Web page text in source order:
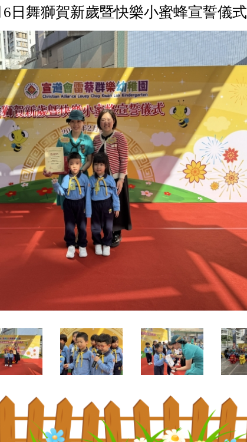
6日舞獅賀新歲暨快樂小蜜蜂宣誓儀式